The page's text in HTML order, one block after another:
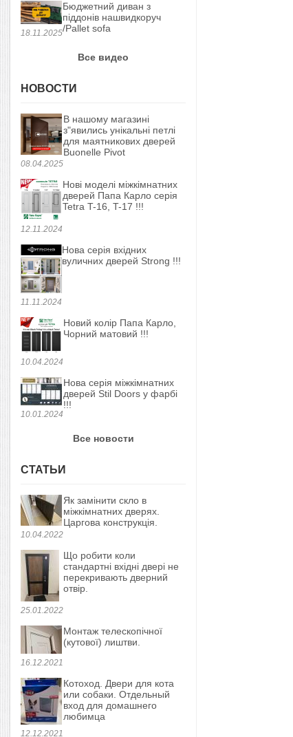
18.11.2025
Бюджетний диван з
піддонів нашвидкоруч
/Pallet sofa
Все видео
НОВОСТИ
08.04.2025
В нашому магазині
з"явились унікальні петлі
для маятникових дверей
Buonelle Pivot
12.11.2024
Нові моделі міжкімнатних
дверей Папа Карло серія
Tetra T-16, T-17 !!!
11.11.2024
Нова серія вхідних
вуличних дверей Strong !!!
10.04.2024
Новий колір Папа Карло,
Чорний матовий !!!
10.01.2024
Нова серія міжкімнатних
дверей Stil Doors у фарбі
!!!
Все новости
СТАТЬИ
10.04.2022
Як замінити скло в
міжкімнатних дверях.
Царгова конструкція.
25.01.2022
Що робити коли
стандартні вхідні двері не
перекривають дверний
отвір.
16.12.2021
Монтаж телескопічної
(кутової) лиштви.
12.12.2021
Котоход. Двери для кота
или собаки. Отдельный
вход для домашнего
любимца